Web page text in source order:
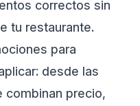
correctos sin
tu restaurante.
para
desde las
combinan precio,